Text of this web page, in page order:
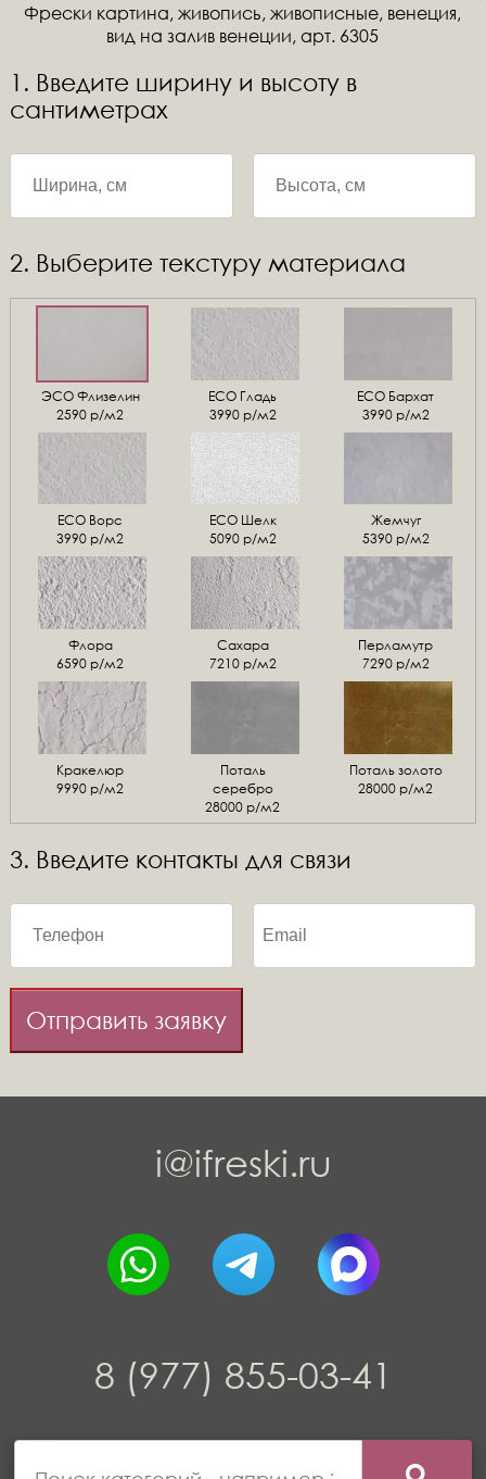
Фрески картина, живопись, живописные, венеция,
вид на залив венеции, арт. 6305
1. Введите ширину и высоту в
сантиметрах
2. Выберите текстуру материала
ЭСО Флизелин
2590 р/м2
ЕСО Гладь
3990 р/м2
ECO Бархат
3990 р/м2
ЕСО Ворс
3990 р/м2
ЕСО Шелк
5090 р/м2
Жемчуг
5390 р/м2
Флора
6590 р/м2
Сахара
7210 р/м2
Перламутр
7290 р/м2
Кракелюр
9990 р/м2
Поталь
серебро
28000 р/м2
Поталь золото
28000 р/м2
3. Введите контакты для связи
Отправить заявку
i@ifreski.ru
8 (977) 855-03-41